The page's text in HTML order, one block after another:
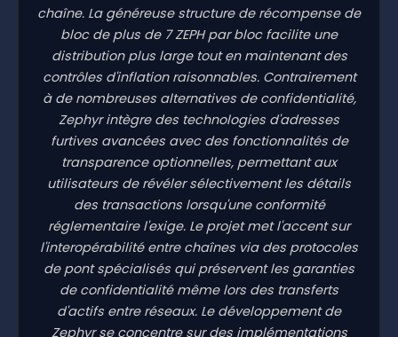
chaîne. La généreuse structure de récompense de
bloc de plus de 7 ZEPH par bloc facilite une
distribution plus large tout en maintenant des
contrôles d'inflation raisonnables. Contrairement
à de nombreuses alternatives de confidentialité,
Zephyr intègre des technologies d'adresses
furtives avancées avec des fonctionnalités de
transparence optionnelles, permettant aux
utilisateurs de révéler sélectivement les détails
des transactions lorsqu'une conformité
réglementaire l'exige. Le projet met l'accent sur
l'interopérabilité entre chaînes via des protocoles
de pont spécialisés qui préservent les garanties
de confidentialité même lors des transferts
d'actifs entre réseaux. Le développement de
Zephyr se concentre sur des implémentations